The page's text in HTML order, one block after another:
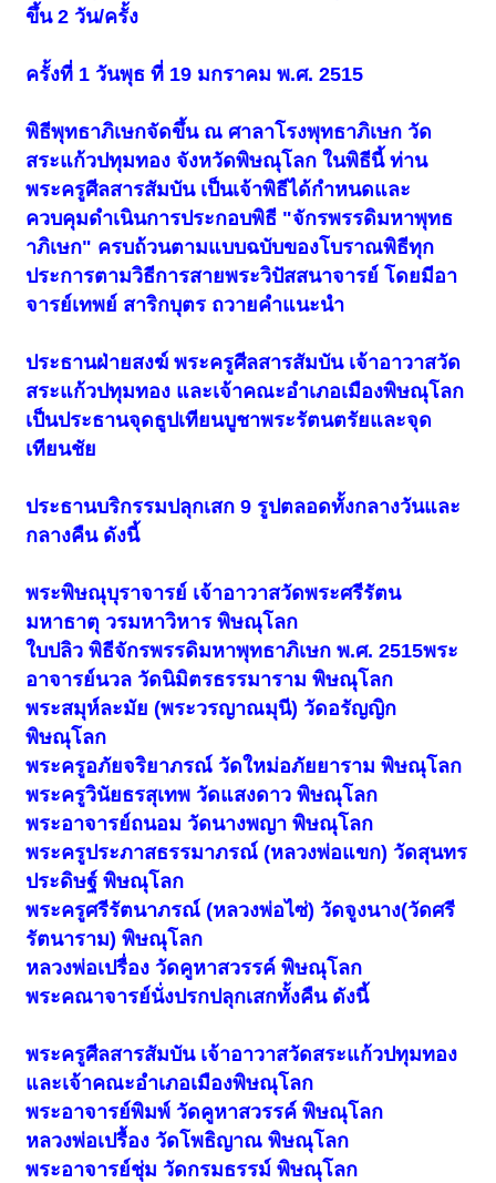
ขึ้น 2 วัน/ครั้ง
ครั้งที่ 1 วันพุธ ที่ 19 มกราคม พ.ศ. 2515
พิธีพุทธาภิเษกจัดขึ้น ณ ศาลาโรงพุทธาภิเษก วัด
สระแก้วปทุมทอง จังหวัดพิษณุโลก ในพิธีนี้ ท่าน
พระครูศีลสารสัมบัน เป็นเจ้าพิธีได้กำหนดและ
ควบคุมดำเนินการประกอบพิธี "จักรพรรดิมหาพุทธ
าภิเษก" ครบถ้วนตามแบบฉบับของโบราณพิธีทุก
ประการตามวิธีการสายพระวิปัสสนาจารย์ โดยมีอา
จารย์เทพย์ สาริกบุตร ถวายคำแนะนำ
ประธานฝ่ายสงฆ์ พระครูศีลสารสัมบัน เจ้าอาวาสวัด
สระแก้วปทุมทอง และเจ้าคณะอำเภอเมืองพิษณุโลก
เป็นประธานจุดธูปเทียนบูชาพระรัตนตรัยและจุด
เทียนชัย
ประธานบริกรรมปลุกเสก 9 รูปตลอดทั้งกลางวันและ
กลางคืน ดังนี้
พระพิษณุบุราจารย์ เจ้าอาวาสวัดพระศรีรัตน
มหาธาตุ วรมหาวิหาร พิษณุโลก
ใบปลิว พิธีจักรพรรดิมหาพุทธาภิเษก พ.ศ. 2515พระ
อาจารย์นวล วัดนิมิตรธรรมาราม พิษณุโลก
พระสมุห์ละมัย (พระวรญาณมุนี) วัดอรัญญิก
พิษณุโลก
พระครูอภัยจริยาภรณ์ วัดใหม่อภัยยาราม พิษณุโลก
พระครูวินัยธรสุเทพ วัดแสงดาว พิษณุโลก
พระอาจารย์ถนอม วัดนางพญา พิษณุโลก
พระครูประภาสธรรมาภรณ์ (หลวงพ่อแขก) วัดสุนทร
ประดิษฐ์ พิษณุโลก
พระครูศรีรัตนาภรณ์ (หลวงพ่อไซ่) วัดจูงนาง(วัดศรี
รัตนาราม) พิษณุโลก
หลวงพ่อเปรื่อง วัดคูหาสวรรค์ พิษณุโลก
พระคณาจารย์นั่งปรกปลุกเสกทั้งคืน ดังนี้
พระครูศีลสารสัมบัน เจ้าอาวาสวัดสระแก้วปทุมทอง
และเจ้าคณะอำเภอเมืองพิษณุโลก
พระอาจารย์พิมพ์ วัดคูหาสวรรค์ พิษณุโลก
หลวงพ่อเปรื้อง วัดโพธิญาณ พิษณุโลก
พระอาจารย์ชุ่ม วัดกรมธรรม์ พิษณุโลก